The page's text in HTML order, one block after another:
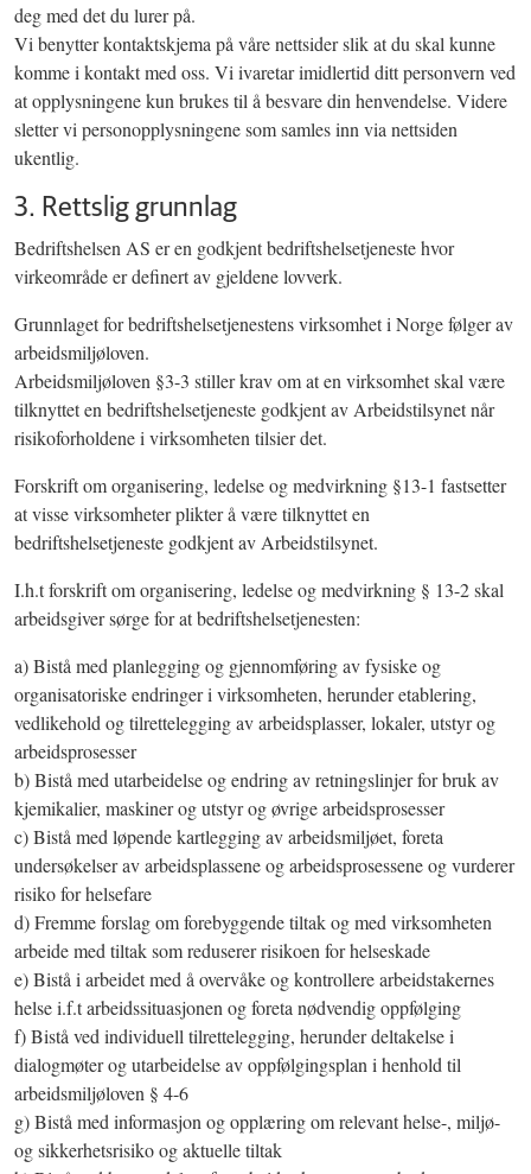
deg med det du lurer på.
Vi benytter kontaktskjema på våre nettsider slik at du skal kunne
komme i kontakt med oss. Vi ivaretar imidlertid ditt personvern ved
at opplysningene kun brukes til å besvare din henvendelse. Videre
sletter vi personopplysningene som samles inn via nettsiden
ukentlig.
3. Rettslig grunnlag
Bedriftshelsen AS er en godkjent bedriftshelsetjeneste hvor
virkeområde er definert av gjeldene lovverk.
Grunnlaget for bedriftshelsetjenestens virksomhet i Norge følger av
arbeidsmiljøloven.
Arbeidsmiljøloven §3-3 stiller krav om at en virksomhet skal være
tilknyttet en bedriftshelsetjeneste godkjent av Arbeidstilsynet når
risikoforholdene i virksomheten tilsier det.
Forskrift om organisering, ledelse og medvirkning §13-1 fastsetter
at visse virksomheter plikter å være tilknyttet en
bedriftshelsetjeneste godkjent av Arbeidstilsynet.
I.h.t forskrift om organisering, ledelse og medvirkning § 13-2 skal
arbeidsgiver sørge for at bedriftshelsetjenesten:
a) Bistå med planlegging og gjennomføring av fysiske og
organisatoriske endringer i virksomheten, herunder etablering,
vedlikehold og tilrettelegging av arbeidsplasser, lokaler, utstyr og
arbeidsprosesser
b) Bistå med utarbeidelse og endring av retningslinjer for bruk av
kjemikalier, maskiner og utstyr og øvrige arbeidsprosesser
c) Bistå med løpende kartlegging av arbeidsmiljøet, foreta
undersøkelser av arbeidsplassene og arbeidsprosessene og vurderer
risiko for helsefare
d) Fremme forslag om forebyggende tiltak og med virksomheten
arbeide med tiltak som reduserer risikoen for helseskade
e) Bistå i arbeidet med å overvåke og kontrollere arbeidstakernes
helse i.f.t arbeidssituasjonen og foreta nødvendig oppfølging
f) Bistå ved individuell tilrettelegging, herunder deltakelse i
dialogmøter og utarbeidelse av oppfølgingsplan i henhold til
arbeidsmiljøloven § 4-6
g) Bistå med informasjon og opplæring om relevant helse-, miljø-
og sikkerhetsrisiko og aktuelle tiltak